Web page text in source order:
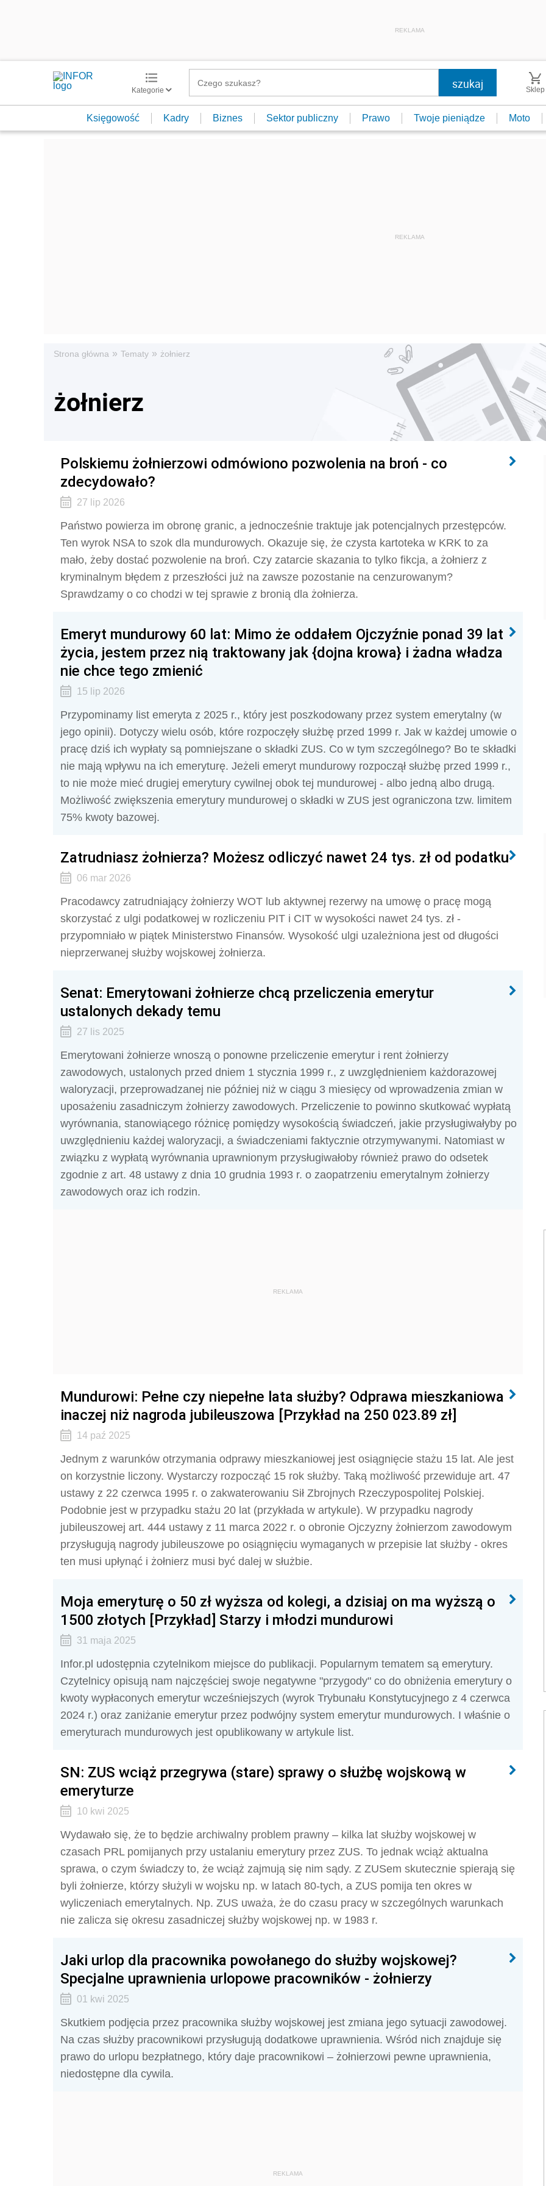
REKLAMA
Kategorie Sklep
Księgowość Kadry Biznes Sektor publiczny Prawo Twoje pieniądze Moto
Strona główna » Tematy » żołnierz
żołnierz
Polskiemu żołnierzowi odmówiono pozwolenia na broń - co
zdecydowało?
27 lip 2026
Państwo powierza im obronę granic, a jednocześnie traktuje jak potencjalnych przestępców.
Ten wyrok NSA to szok dla mundurowych. Okazuje się, że czysta kartoteka w KRK to za
mało, żeby dostać pozwolenie na broń. Czy zatarcie skazania to tylko fikcja, a żołnierz z
kryminalnym błędem z przeszłości już na zawsze pozostanie na cenzurowanym?
Sprawdzamy o co chodzi w tej sprawie z bronią dla żołnierza.
Emeryt mundurowy 60 lat: Mimo że oddałem Ojczyźnie ponad 39 lat
życia, jestem przez nią traktowany jak {dojna krowa} i żadna władza
nie chce tego zmienić
15 lip 2026
Przypominamy list emeryta z 2025 r., który jest poszkodowany przez system emerytalny (w
jego opinii). Dotyczy wielu osób, które rozpoczęły służbę przed 1999 r. Jak w każdej umowie o
pracę dziś ich wypłaty są pomniejszane o składki ZUS. Co w tym szczególnego? Bo te składki
nie mają wpływu na ich emeryturę. Jeżeli emeryt mundurowy rozpoczął służbę przed 1999 r.,
to nie może mieć drugiej emerytury cywilnej obok tej mundurowej - albo jedną albo drugą.
Możliwość zwiększenia emerytury mundurowej o składki w ZUS jest ograniczona tzw. limitem
75% kwoty bazowej.
Zatrudniasz żołnierza? Możesz odliczyć nawet 24 tys. zł od podatku
06 mar 2026
Pracodawcy zatrudniający żołnierzy WOT lub aktywnej rezerwy na umowę o pracę mogą
skorzystać z ulgi podatkowej w rozliczeniu PIT i CIT w wysokości nawet 24 tys. zł -
przypomniało w piątek Ministerstwo Finansów. Wysokość ulgi uzależniona jest od długości
nieprzerwanej służby wojskowej żołnierza.
Senat: Emerytowani żołnierze chcą przeliczenia emerytur
ustalonych dekady temu
27 lis 2025
Emerytowani żołnierze wnoszą o ponowne przeliczenie emerytur i rent żołnierzy
zawodowych, ustalonych przed dniem 1 stycznia 1999 r., z uwzględnieniem każdorazowej
waloryzacji, przeprowadzanej nie później niż w ciągu 3 miesięcy od wprowadzenia zmian w
uposażeniu zasadniczym żołnierzy zawodowych. Przeliczenie to powinno skutkować wypłatą
wyrównania, stanowiącego różnicę pomiędzy wysokością świadczeń, jakie przysługiwałyby po
uwzględnieniu każdej waloryzacji, a świadczeniami faktycznie otrzymywanymi. Natomiast w
związku z wypłatą wyrównania uprawnionym przysługiwałoby również prawo do odsetek
zgodnie z art. 48 ustawy z dnia 10 grudnia 1993 r. o zaopatrzeniu emerytalnym żołnierzy
zawodowych oraz ich rodzin.
REKLAMA
Mundurowi: Pełne czy niepełne lata służby? Odprawa mieszkaniowa
inaczej niż nagroda jubileuszowa [Przykład na 250 023.89 zł]
14 paź 2025
Jednym z warunków otrzymania odprawy mieszkaniowej jest osiągnięcie stażu 15 lat. Ale jest
on korzystnie liczony. Wystarczy rozpocząć 15 rok służby. Taką możliwość przewiduje art. 47
ustawy z 22 czerwca 1995 r. o zakwaterowaniu Sił Zbrojnych Rzeczypospolitej Polskiej.
Podobnie jest w przypadku stażu 20 lat (przykłada w artykule). W przypadku nagrody
jubileuszowej art. 444 ustawy z 11 marca 2022 r. o obronie Ojczyzny żołnierzom zawodowym
przysługują nagrody jubileuszowe po osiągnięciu wymaganych w przepisie lat służby - okres
ten musi upłynąć i żołnierz musi być dalej w służbie.
Moja emeryturę o 50 zł wyższa od kolegi, a dzisiaj on ma wyższą o
1500 złotych [Przykład] Starzy i młodzi mundurowi
31 maja 2025
Infor.pl udostępnia czytelnikom miejsce do publikacji. Popularnym tematem są emerytury.
Czytelnicy opisują nam najczęściej swoje negatywne "przygody" co do obniżenia emerytury o
kwoty wypłaconych emerytur wcześniejszych (wyrok Trybunału Konstytucyjnego z 4 czerwca
2024 r.) oraz zaniżanie emerytur przez podwójny system emerytur mundurowych. I właśnie o
emeryturach mundurowych jest opublikowany w artykule list.
SN: ZUS wciąż przegrywa (stare) sprawy o służbę wojskową w
emeryturze
10 kwi 2025
Wydawało się, że to będzie archiwalny problem prawny – kilka lat służby wojskowej w
czasach PRL pomijanych przy ustalaniu emerytury przez ZUS. To jednak wciąż aktualna
sprawa, o czym świadczy to, że wciąż zajmują się nim sądy. Z ZUSem skutecznie spierają się
byli żołnierze, którzy służyli w wojsku np. w latach 80-tych, a ZUS pomija ten okres w
wyliczeniach emerytalnych. Np. ZUS uważa, że do czasu pracy w szczególnych warunkach
nie zalicza się okresu zasadniczej służby wojskowej np. w 1983 r.
Jaki urlop dla pracownika powołanego do służby wojskowej?
Specjalne uprawnienia urlopowe pracowników - żołnierzy
01 kwi 2025
Skutkiem podjęcia przez pracownika służby wojskowej jest zmiana jego sytuacji zawodowej.
Na czas służby pracownikowi przysługują dodatkowe uprawnienia. Wśród nich znajduje się
prawo do urlopu bezpłatnego, który daje pracownikowi – żołnierzowi pewne uprawnienia,
niedostępne dla cywila.
REKLAMA